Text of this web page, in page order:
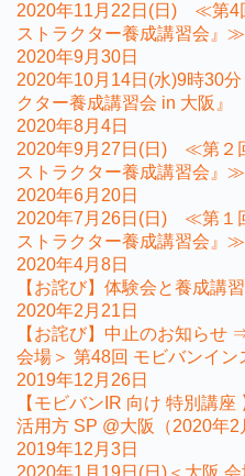
2020年11月22日(日) ≪第4
ストラクター養成講習会』≫
2020年9月30日
2020年10月14日(水)9時30
クター養成講習会 in 大阪』
2020年8月4日
2020年9月27日(日) ≪第２
ストラクター養成講習会』≫
2020年6月20日
2020年7月26日(日) ≪第１
ストラクター養成講習会』≫
2020年4月8日
【お詫び】体験会と養成講
2020年2月21日
【お詫び】中止のお知らせ
会場＞ 第48回 モビバンイン
2019年12月26日
【モビバンIR 向け 特別講
活用方 SP @大阪（2020年2
2019年12月3日
2020年1月19日(日)＜大阪